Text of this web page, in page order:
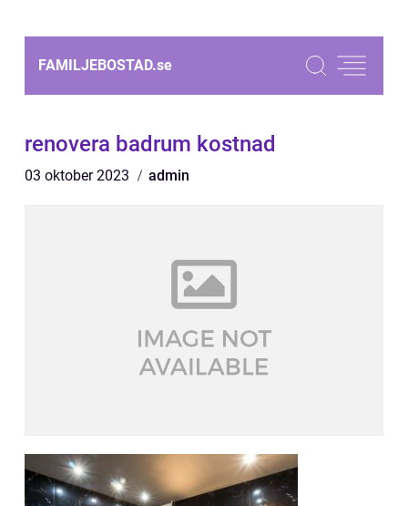
FAMILJEBOSTAD.se
renovera badrum kostnad
03 oktober 2023 admin